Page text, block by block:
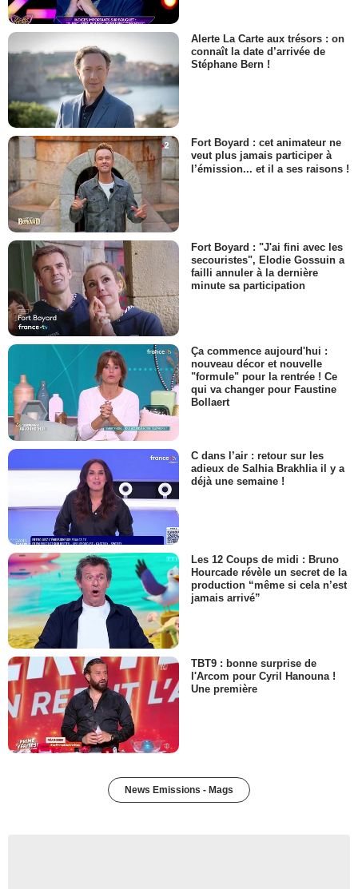
Alerte La Carte aux trésors : on
connaît la date d’arrivée de
Stéphane Bern !
Fort Boyard : cet animateur ne
veut plus jamais participer à
l’émission... et il a ses raisons !
Fort Boyard : "J'ai fini avec les
secouristes", Elodie Gossuin a
failli annuler à la dernière
minute sa participation
Ça commence aujourd'hui :
nouveau décor et nouvelle
"formule" pour la rentrée ! Ce
qui va changer pour Faustine
Bollaert
C dans l’air : retour sur les
adieux de Salhia Brakhlia il y a
déjà une semaine !
Les 12 Coups de midi : Bruno
Hourcade révèle un secret de la
production “même si cela n’est
jamais arrivé”
TBT9 : bonne surprise de
l'Arcom pour Cyril Hanouna !
Une première
News Emissions - Mags